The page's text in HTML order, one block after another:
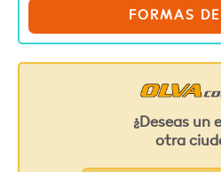
FORMAS
¿Deseas un
otra